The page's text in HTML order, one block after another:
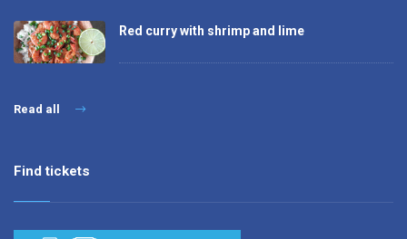
Red curry with shrimp and lime
Read all
Find tickets